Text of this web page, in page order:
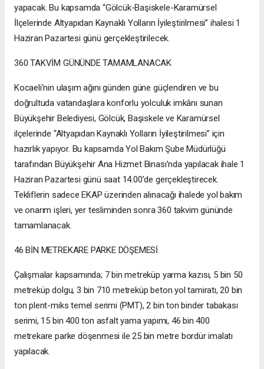
yapacak. Bu kapsamda “Gölcük-Başiskele-Karamürsel
İlçelerinde Altyapıdan Kaynaklı Yolların İyileştirilmesi” ihalesi 1
Haziran Pazartesi günü gerçekleştirilecek.
360 TAKVİM GÜNÜNDE TAMAMLANACAK
Kocaeli’nin ulaşım ağını günden güne güçlendiren ve bu
doğrultuda vatandaşlara konforlu yolculuk imkânı sunan
Büyükşehir Belediyesi, Gölcük, Başiskele ve Karamürsel
ilçelerinde “Altyapıdan Kaynaklı Yolların İyileştirilmesi” için
hazırlık yapıyor. Bu kapsamda Yol Bakım Şube Müdürlüğü
tarafından Büyükşehir Ana Hizmet Binası’nda yapılacak ihale 1
Haziran Pazartesi günü saat 14.00’de gerçekleştirecek.
Tekliflerin sadece EKAP üzerinden alınacağı ihalede yol bakım
ve onarım işleri, yer tesliminden sonra 360 takvim gününde
tamamlanacak.
46 BİN METREKARE PARKE DÖŞEMESİ
Çalışmalar kapsamında; 7 bin metreküp yarma kazısı, 5 bin 50
metreküp dolgu, 3 bin 710 metreküp beton yol tamiratı, 20 bin
ton plent-miks temel serimi (PMT), 2 bin ton binder tabakası
serimi, 15 bin 400 ton asfalt yama yapımı, 46 bin 400
metrekare parke döşenmesi ile 25 bin metre bordür imalatı
yapılacak.